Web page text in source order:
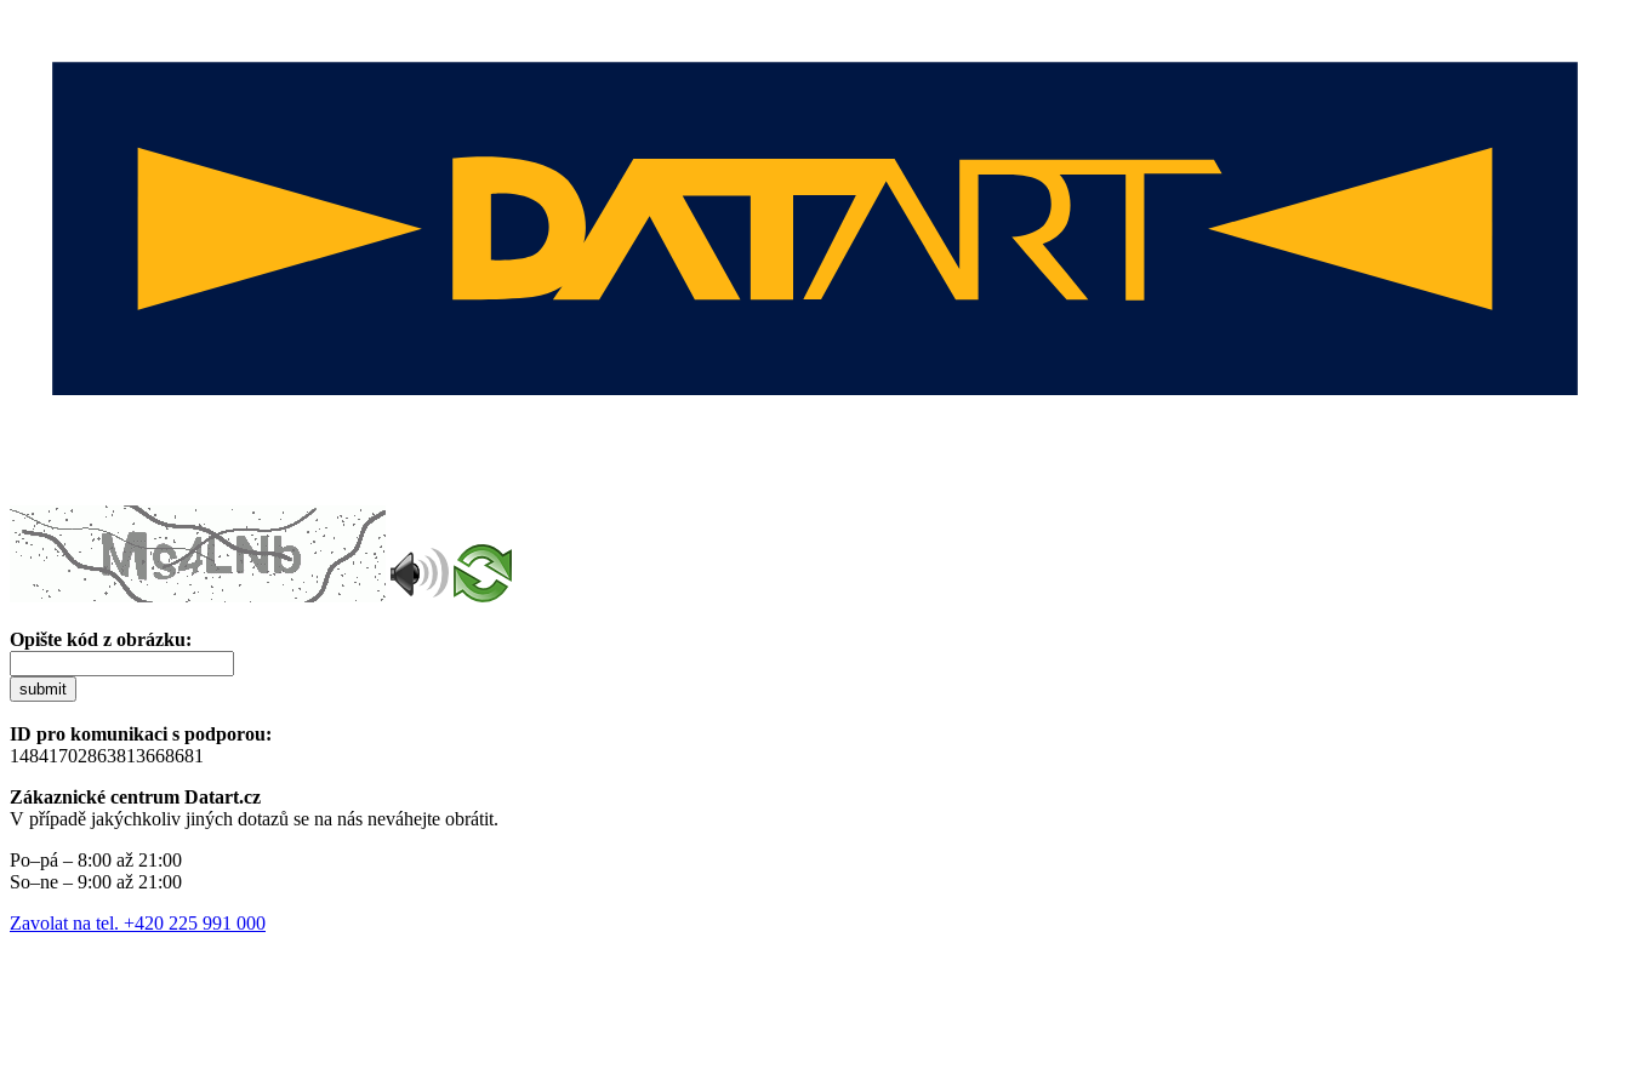
Opište kód z obrázku:
submit
ID pro komunikaci s podporou:
14841702863813668681
Zákaznické centrum Datart.cz
V případě jakýchkoliv jiných dotazů se na nás neváhejte obrátit.
Po–pá – 8:00 až 21:00
So–ne – 9:00 až 21:00
Zavolat na tel. +420 225 991 000